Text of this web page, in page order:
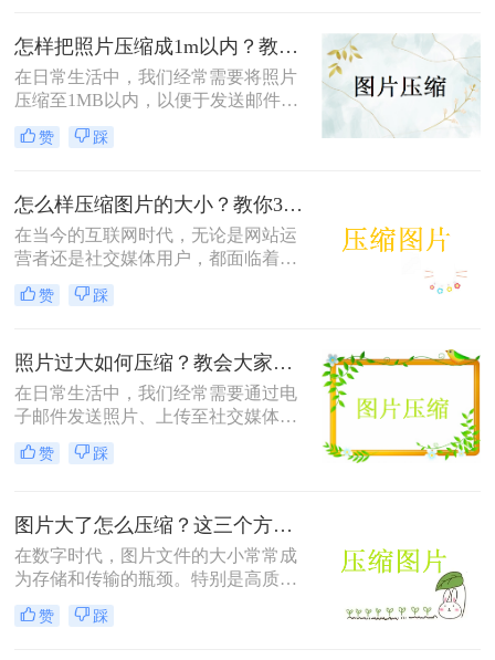
法，帮助您轻松应对照片压缩的需
求。
怎样把照片压缩成1m以内？教你四种实用的压缩方法！
在日常生活中，我们经常需要将照片
压缩至1MB以内，以便于发送邮件、
上传到社交媒体或满足特定平台的要
求。那么怎样把照片压缩成1m以内
缩照片大小，帮助您轻松应对这些需
求。
赞 踩
怎么样压缩图片的大小？教你3种实用方法！
在当今的互联网时代，无论是网站运
营者还是社交媒体用户，都面临着一
个共同的问题——怎么样压缩图片的
大小。较大的图片文件不仅会占用更
间延长，影响用户体验。本文将介绍
三种压缩图片大小的方法。
赞 踩
照片过大如何压缩？教会大家这4种压缩方法！
在日常生活中，我们经常需要通过电
子邮件发送照片、上传至社交媒体或
用于网页设计等。然而，原始照片文
件通常较大，这不仅会占用大量存储
何压缩变得尤为重要。以下是四种常
用的图片压缩方法，帮助您轻松解决
这一问题。
赞 踩
图片大了怎么压缩？这三个方法帮你轻松解决！
在数字时代，图片文件的大小常常成
为存储和传输的瓶颈。特别是高质量
的图片，其文件体积往往较大，不仅
占用大量存储空间，还会影响上传速
赞 踩